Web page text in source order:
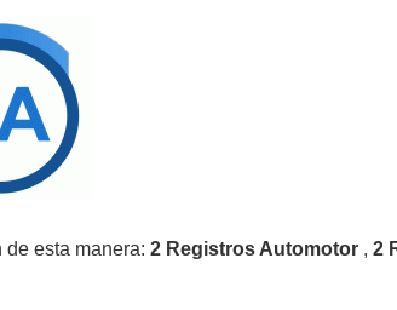
de esta manera:2 Registros Automotor ,2